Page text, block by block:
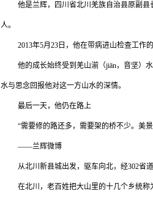
他是兰辉，四川省北川羌族自治县原副
人。
2013年5月 23 日，他在带病进山检查工作
他的成长始终受到羌山湔（jiān，音坚）
水与思念回报他对这一方山水的深情。
最后一天，他仍在路上
“需要修的路还多，需要架的桥不少。美
——兰辉微博
从北川新县城出发，驱车向北，经302省
在北川，老百姓把大山里的十几个乡统称